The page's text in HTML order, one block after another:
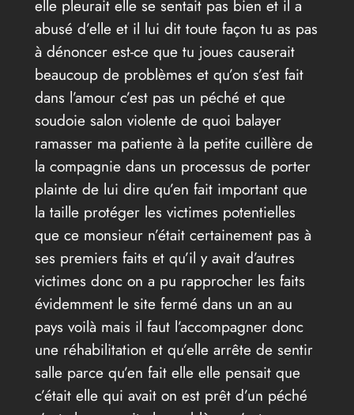
elle pleurait elle se sentait pas bien et il a
abusé d’elle et il lui dit toute façon tu as pas
à dénoncer est-ce que tu joues causerait
beaucoup de problèmes et qu’on s’est fait
dans l’amour c’est pas un péché et que
soudoie salon violente de quoi balayer
ramasser ma patiente à la petite cuillère de
la compagnie dans un processus de porter
plainte de lui dire qu’en fait important que
la taille protéger les victimes potentielles
que ce monsieur n’était certainement pas à
ses premiers faits et qu’il y avait d’autres
victimes donc on a pu rapprocher les faits
évidemment le site fermé dans un an au
pays voilà mais il faut l’accompagner donc
une réhabilitation et qu’elle arrête de sentir
salle parce qu’en fait elle elle pensait que
c’était elle qui avait on est prêt d’un péché